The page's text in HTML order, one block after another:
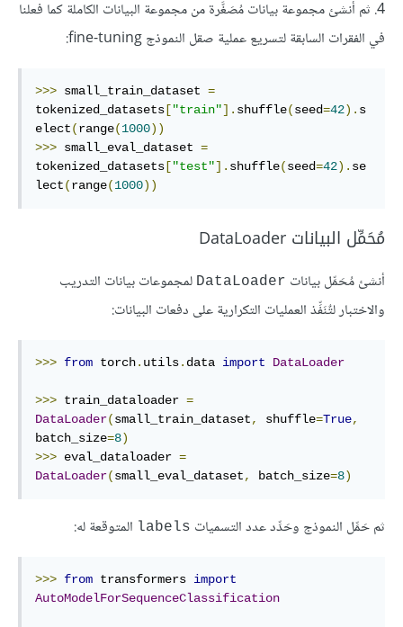
4. ثم أنشئ مجموعة بيانات مُصَغَّرة من مجموعة البيانات الكاملة كما فعلنا
في الفقرات السابقة لتسريع عملية صقل النموذج fine-tuning:
>>> small_train_dataset =
tokenized_datasets ["train"]. shuffle(seed=42). s
elect(range(1000))
>>> small_eval_dataset =
tokenized_datasets ["test"]. shuffle(seed=42). se
lect(range(1000))
مُحَمِّل البيانات DataLoader
أنشئ مُحَمِّل بيانات DataLoader لمجموعات بيانات التدريب
والاختبار لتٌنَفِّذ العمليات التكرارية على دفعات البيانات:
>>> from torch. utils. data import DataLoader
>>> train_dataloader =
DataLoader(small_train_dataset, shuffle=True,
batch_size=8)
>>> eval_dataloader =
DataLoader(small_eval_dataset, batch_size=8)
ثم حَمِّل النموذج وحَدِّد عدد التسميات labels المتوقعة له:
>>> from transformers import
AutoModelForSequenceClassification